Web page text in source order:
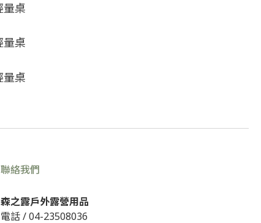
聯絡我們
森之露戶外露營用品
電話 /04-23508036